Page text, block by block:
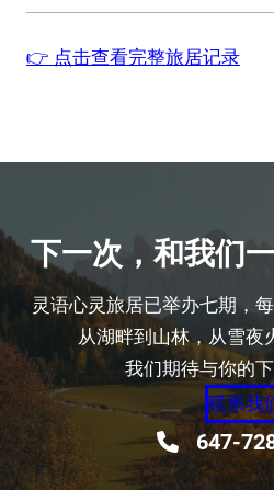
👉 点击查看完整旅居记录
下一次，和我们
灵语心灵旅居已举办七期，
从湖畔到山林，从雪夜
我们期待与你的
联系我
647-